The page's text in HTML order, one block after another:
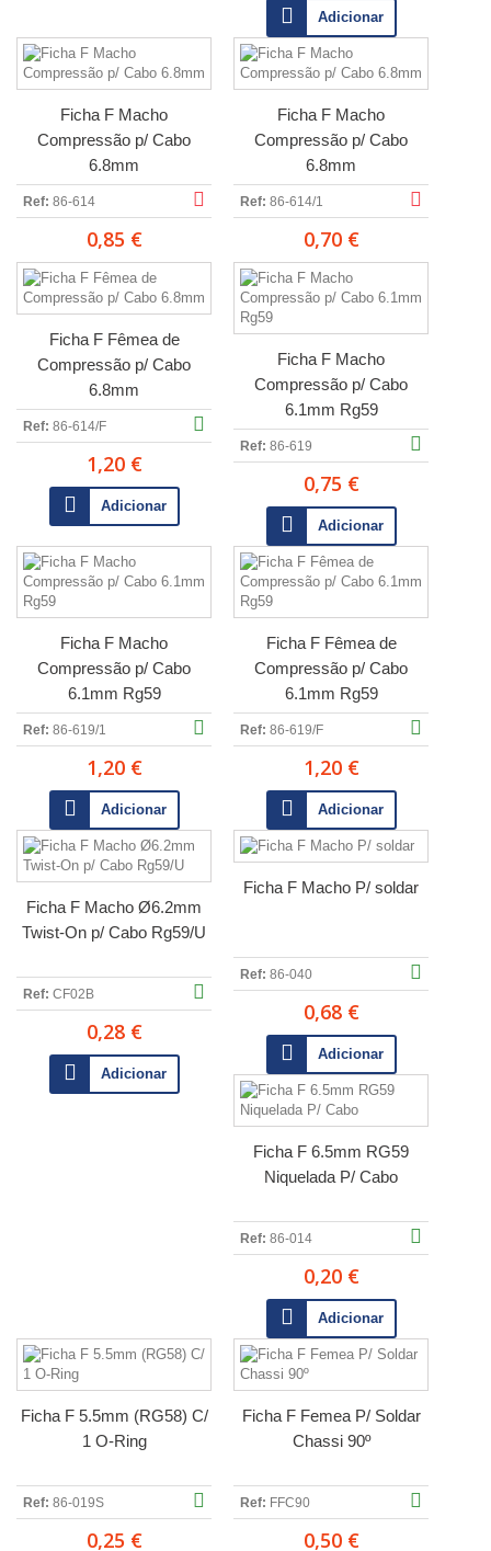
Adicionar
Ficha F Macho
Compressão p/ Cabo
6.8mm
Ref: 86-614
0,85 €
Ficha F Macho
Compressão p/ Cabo
6.8mm
Ref: 86-614/1
0,70 €
Ficha F Fêmea de
Compressão p/ Cabo
6.8mm
Ref: 86-614/F
1,20 €
Adicionar
Ficha F Macho
Compressão p/ Cabo
6.1mm Rg59
Ref: 86-619
0,75 €
Adicionar
Ficha F Macho
Compressão p/ Cabo
6.1mm Rg59
Ref: 86-619/1
1,20 €
Adicionar
Ficha F Fêmea de
Compressão p/ Cabo
6.1mm Rg59
Ref: 86-619/F
1,20 €
Adicionar
Ficha F Macho Ø6.2mm
Twist-On p/ Cabo Rg59/U
Ref: CF02B
0,28 €
Adicionar
Ficha F Macho P/ soldar
Ref: 86-040
0,68 €
Adicionar
Ficha F 6.5mm RG59
Niquelada P/ Cabo
Ref: 86-014
0,20 €
Adicionar
Ficha F 5.5mm (RG58) C/
1 O-Ring
Ref: 86-019S
0,25 €
Ficha F Femea P/ Soldar
Chassi 90º
Ref: FFC90
0,50 €